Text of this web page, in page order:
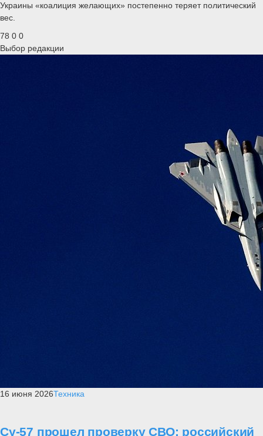
Украины «коалиция желающих» постепенно теряет политический
вес.
78 0 0
Выбор редакции
16 июня 2026Техника
Су-57 прошел проверку СВО: российский